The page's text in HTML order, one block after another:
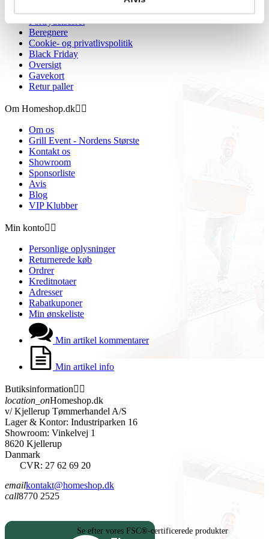
Fortrydelsesret
Beregnere
Cookie- og privatlivspolitik
Black Friday
Oversigt
Gavekort
Retur paller
Om Homeshop.dk 
Om os
Grill Event - Nordens Største
Kontakt os
Showroom
Sponsorliste
Avis
Blog
VIP Klubber
Min konto 
Personlige oplysninger
Returnerede køb
Ordrer
Kreditnotaer
Adresser
Rabatkuponer
Min ønskeliste
Min artikel kommentarer
Min artikel info
Butiksinformation 
location_onHomeshop.dk
v/ Kjellerup Tømmerhandel A/S
Lager & Kontor: Industriparken 16
Showroom: Vinkelvej 1
8620 Kjellerup
Danmark
CVR: 27 62 69 20
emailkontakt@homeshop.dk
call8770 2525
Se efter vores FSC®-certificerede produkter